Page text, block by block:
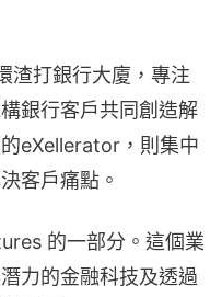
渣打銀行大廈，專注
銀行客戶共同創造解
eXellerator，則集中
客戶痛點。
的一部分。這個業
力的金融科技及透過